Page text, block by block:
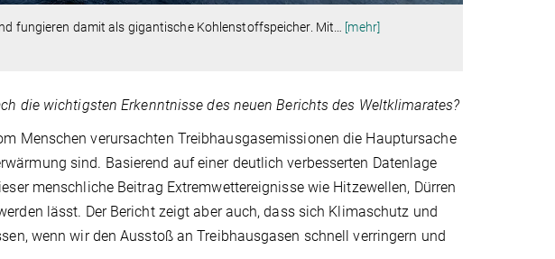
fungieren damit als gigantische Kohlenstoffspeicher. Mit
[mehr]
die wichtigsten Erkenntnisse des neuen Berichts des Weltklimarates?
Menschen verursachten Treibhausgasemissionen die Hauptursache
sind. Basierend auf einer deutlich verbesserten Datenlage
menschliche Beitrag Extremwettereignisse wie Hitzewellen, Dürren
lässt. Der Bericht zeigt aber auch, dass sich Klimaschutz und
wenn wir den Ausstoß an Treibhausgasen schnell verringern und